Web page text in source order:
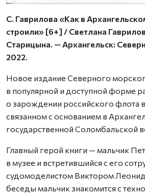
С. Гаврилова «Как в
строили» [6+] / Светлана
Старицына. — Архангельск:
2022.
Новое издание Северного
в популярной и доступной форме
о зарождении российского флота
связанном с основанием в
государственной Соломбальской
Главный герой книги — мальчик
в музее и встретившийся с его
судомоделистом Виктором
беседы мальчик знакомится с